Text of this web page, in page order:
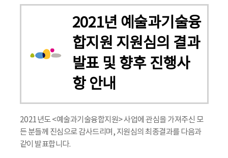
2021년 예술과기술융
합지원 지원심의 결과
발표 및 향후 진행사
항 안내
2021년도 <예술과기술융합지원> 사업에 관심을 가져주신 모
든 분들께 진심으로 감사드리며, 지원심의 최종결과를 다음과
같이 발표합니다.